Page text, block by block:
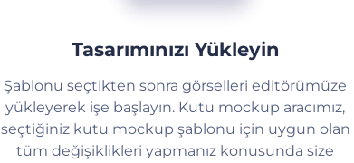
Tasarımınızı Yükleyin
Şablonu seçtikten sonra görselleri editörümüze
yükleyerek işe başlayın. Kutu mockup aracımız,
seçtiğiniz kutu mockup şablonu için uygun olan
tüm değişiklikleri yapmanız konusunda size